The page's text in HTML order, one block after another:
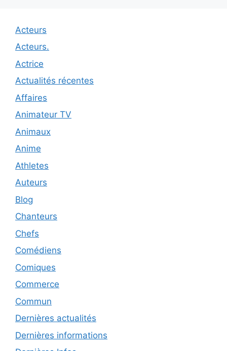
Acteurs
Acteurs.
Actrice
Actualités récentes
Affaires
Animateur TV
Animaux
Anime
Athletes
Auteurs
Blog
Chanteurs
Chefs
Comédiens
Comiques
Commerce
Commun
Dernières actualités
Dernières informations